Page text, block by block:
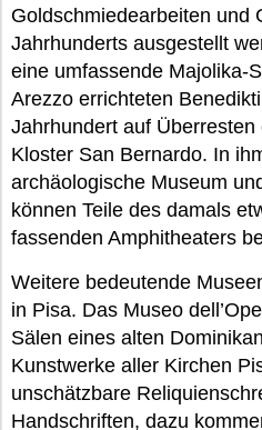
Goldschmiedearbeiten und
Jahrhunderts ausgestellt
eine umfassende Majolika-
Arezzo errichteten
Jahrhundert auf
Kloster San Bernardo. In
archäologische Museum
können Teile des damals
fassenden Amphitheaters
Weitere bedeutende
in Pisa. Das Museo
Sälen eines alten
Kunstwerke aller Kirchen
unschätzbare
Handschriften, dazu